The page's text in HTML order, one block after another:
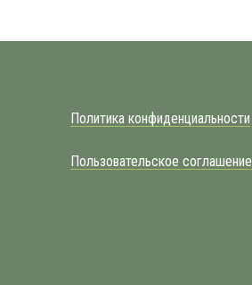
Политика конфиденциальности
Пользовательское соглашение